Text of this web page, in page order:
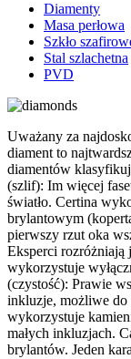
Diamenty
Masa perłowa
Szkło
Stal szlachetna
PVD
Uważany za
diament to
diamentów
(szlif): Im więcej
światło. Certina
brylantowym
pierwszy rzut oka
Eksperci rozróżniają
wykorzystuje
(czystość): Prawie
inkluzje, możliwe do
wykorzystuje
małych inkluzjach.
brylantów. Jeden